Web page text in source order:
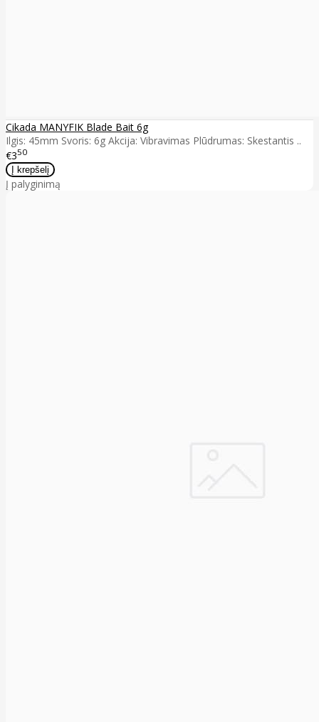
Cikada MANYFIK Blade Bait 6g
Ilgis: 45mm Svoris: 6g Akcija: Vibravimas Plūdrumas: Skestantis ..
€350
Į palyginimą